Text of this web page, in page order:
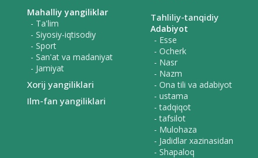
Mahalliy yangiliklar
- Ta'lim
- Siyosiy-iqtisodiy
- Sport
- San'at va madaniyat
- Jamiyat
Xorij yangiliklari
Ilm-fan yangiliklari
Tahliliy-tanqidiy
Adabiyot
- Esse
- Ocherk
- Nasr
- Nazm
- Ona tili va adabiyot
- ustama
- tadqiqot
- tafsilot
- Mulohaza
- Jadidlar xazinasidan
- Shapaloq